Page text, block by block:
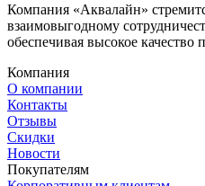
Компания «Аквалайн»
взаимовыгодному
обеспечивая высокое качество
Компания
О компании
Контакты
Отзывы
Скидки
Новости
Покупателям